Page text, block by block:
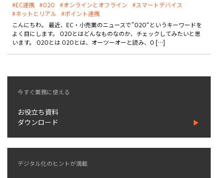
補助金活用支援
導入事例
#EC連携 #O2O #オンラインとオフライン
#スマートデバイス
#ネットとリアル
#ポイント連携
こんにちわ。 最近、EC・小売業のニュースで”O2O“というキーワードを
よく目にします。 O2Oとはどんなものなのか、チェックしてみたいと思
います。 O2Oとは O2Oとは、オーツーオーと読み、O […]
今すぐ業務に使える
お役立ち資料
ダウンロード
デジタル化のヒントが満載